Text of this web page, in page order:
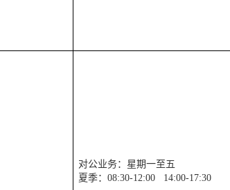
对公业务：星期一至五
夏季：08:30-12:00 14:00-17:30